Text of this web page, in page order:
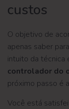
custos
O objetivo de
apenas saber
intuito da técnica
controlador do
próximo passo é
Você está